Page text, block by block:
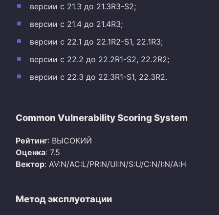
версии с 21.3 до 21.3R3-S2;
версии с 21.4 до 21.4R3;
версии с 22.1 до 22.1R2-S1, 22.1R3;
версии с 22.2 до 22.2R1-S2, 22.2R2;
версии с 22.3 до 22.3R1-S1, 22.3R2.
Common Vulnerability Scoring System
Рейтинг: ВЫСОКИЙ
Оценка: 7.5
Вектор: AV:N/AC:L/PR:N/UI:N/S:U/C:N/I:N/A:H
Метод эксплуотации